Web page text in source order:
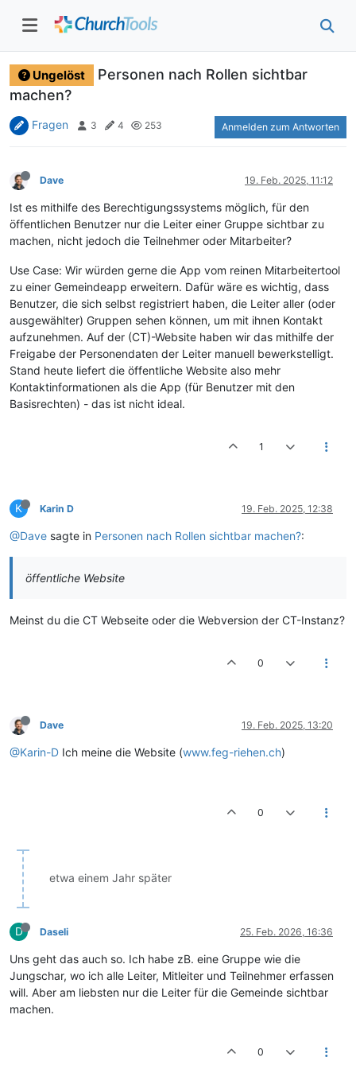
Ungelöst
Personen nach Rollen sichtbar
machen?
Fragen 3 4 253 Anmelden zum Antworten
Dave 19. Feb. 2025, 11:12
Ist es mithilfe des Berechtigungssystems möglich, für den
öffentlichen Benutzer nur die Leiter einer Gruppe sichtbar zu
machen, nicht jedoch die Teilnehmer oder Mitarbeiter?
Use Case: Wir würden gerne die App vom reinen Mitarbeitertool
zu einer Gemeindeapp erweitern. Dafür wäre es wichtig, dass
Benutzer, die sich selbst registriert haben, die Leiter aller (oder
ausgewählter) Gruppen sehen können, um mit ihnen Kontakt
aufzunehmen. Auf der (CT)-Website haben wir das mithilfe der
Freigabe der Personendaten der Leiter manuell bewerkstelligt.
Stand heute liefert die öffentliche Website also mehr
Kontaktinformationen als die App (für Benutzer mit den
Basisrechten) - das ist nicht ideal.
1
K Karin D 19. Feb. 2025, 12:38
@Dave sagte in Personen nach Rollen sichtbar machen?:
öffentliche Website
Meinst du die CT Webseite oder die Webversion der CT-Instanz?
0
Dave 19. Feb. 2025, 13:20
@Karin-D Ich meine die Website (www.feg-riehen.ch)
0
etwa einem Jahr später
D Daseli 25. Feb. 2026, 16:36
Uns geht das auch so. Ich habe zB. eine Gruppe wie die
Jungschar, wo ich alle Leiter, Mitleiter und Teilnehmer erfassen
will. Aber am liebsten nur die Leiter für die Gemeinde sichtbar
machen.
0